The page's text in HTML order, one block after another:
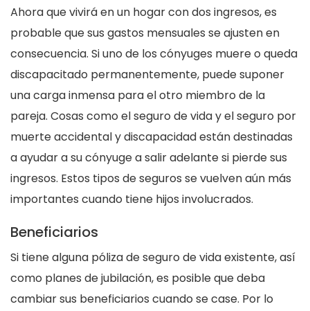
Ahora que vivirá en un hogar con dos ingresos, es
probable que sus gastos mensuales se ajusten en
consecuencia. Si uno de los cónyuges muere o queda
discapacitado permanentemente, puede suponer
una carga inmensa para el otro miembro de la
pareja. Cosas como el seguro de vida y el seguro por
muerte accidental y discapacidad están destinadas
a ayudar a su cónyuge a salir adelante si pierde sus
ingresos. Estos tipos de seguros se vuelven aún más
importantes cuando tiene hijos involucrados.
Beneficiarios
Si tiene alguna póliza de seguro de vida existente, así
como planes de jubilación, es posible que deba
cambiar sus beneficiarios cuando se case. Por lo